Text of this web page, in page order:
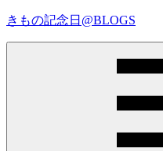
コ
きもの記念日@BLOGS